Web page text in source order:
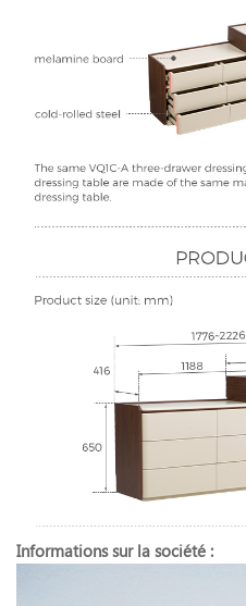
Informations sur la société :